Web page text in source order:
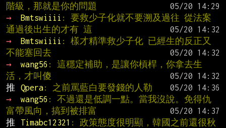
階級，那就是你的問題
→
Bmtswiiii : 要救少子化就不要溯及過往 從法案
通過後出生的才有 這
→
Bmtswiiii : 樣才精準救少子化 已經生的反正又
不能塞回去
→
wang56 : 這穩定補助，是讓你槓桿，你拿去生
活，才叫傻
推
Qpera: 之前罵藍白要發錢的人勒
→
wang56 : 不過還是低調一點。當我沒說。免得仇
富帶風向，搞到被排富
推
Timabc12321 : 政策態度很明顯，韓國之前還很秋